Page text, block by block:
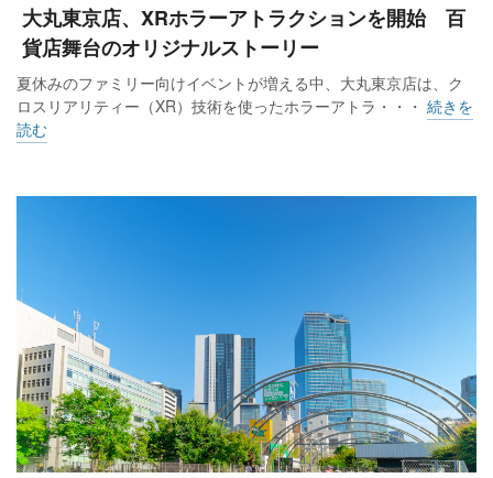
グランドオープンとなった11月13日は、商店街「クレアモー
ル」に面した入口付近に午前8時30分から行列が発生。開店の
同10時には1350人まで増えた。丸広百貨店の社員は、かつて
買い物袋などに描かれた帽子姿の女性をプリントしたTシャツ
と法被（はっぴ）を着て迎え、先着1000人には紅白まんじゅ
た。
約5年前から半年で新型コロナウイルス禍に至り、全てが止ま
ってしまった。しかし、大規模改装のテーマを考え直す機会
にもなった。初期は効率の向上、すなわち非効率のブランド
の改廃を重視していたが、お客様はリアル店舗に、百貨店に
効率を求めていないと分かり、ステキな空間、場が重要と気
付いた」と回顧。続いて「初売りよりも行列が長く、お客様
の期待度の高さを感じた。まずは今日、まるひろばなどを見
大丸東京店、XRホラーアトラクションを開始 百
貨店舞台のオリジナルストーリー
夏休みのファミリー向けイベントが増える中、大丸東京店は、ク
ロスリアリティー（XR）技術を使ったホラーアトラ・・・ 続きを
読む